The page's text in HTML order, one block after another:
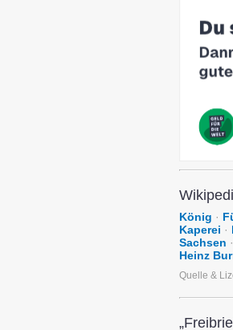
König ·
Kaperei ·
Sachsen ·
Heinz
Quelle &